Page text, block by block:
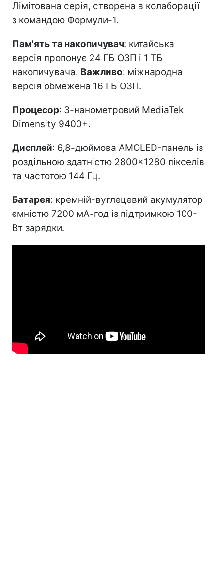
Лімітована серія, створена в колаборації
з командою Формули-1.
Пам'ять та накопичувач: китайська
версія пропонує 24 ГБ ОЗП і 1 ТБ
накопичувача. Важливо: міжнародна
версія обмежена 16 ГБ ОЗП.
Процесор: 3-нанометровий MediaTek
Dimensity 9400+.
Дисплей: 6,8-дюймова AMOLED-панель із
роздільною здатністю 2800×1280 пікселів
та частотою 144 Гц.
Батарея: кремній-вуглецевий акумулятор
ємністю 7200 мА-год із підтримкою 100-
Вт зарядки.